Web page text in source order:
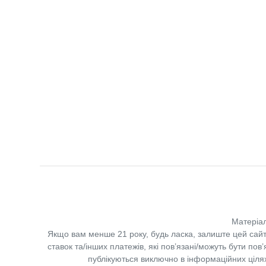
Якщо вам менше 21 року, будь ласка, залиште цей сайт.
ставок та/інших платежів, які пов’язані/можуть бути
публікуються виключно в інформаційних